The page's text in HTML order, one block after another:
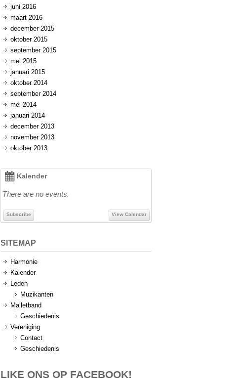
juni 2016
maart 2016
december 2015
oktober 2015
september 2015
mei 2015
januari 2015
oktober 2014
september 2014
mei 2014
januari 2014
december 2013
november 2013
oktober 2013
Kalender
There are no events.
Subscribe View Calendar
SITEMAP
Harmonie
Kalender
Leden
Muzikanten
Malletband
Geschiedenis
Vereniging
Contact
Geschiedenis
LIKE ONS OP FACEBOOK!